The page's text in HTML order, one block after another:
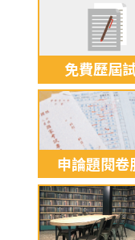
免費歷屆
申論題閱卷